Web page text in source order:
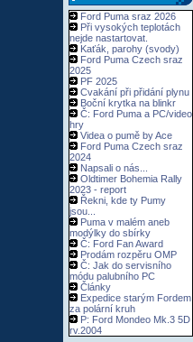
Ford Puma sraz 2026
Při vysokých teplotách
nejde nastartovat.
Kaťák, parohy (svody)
Ford Puma Czech sraz
2025
PF 2025
Cvakání při přidání plynu
Boční krytka na blinkr
Č: Ford Puma a PC/video
hry
Videa o pumě by Ace
Ford Puma Czech sraz
2024
Napsali o nás...
Oldtimer Bohemia Rally
2023 - report
Řekni, kde ty Pumy
jsou...
Puma v malém aneb
modýlky do sbírky
Č: Ford Fan Award
Prodám rozpěru OMP
Č: Jak do servisního
módu palubního PC
Články
Expedice starým Fordem
za polární kruh
P: Ford Mondeo Mk.3 5D
rv.2004